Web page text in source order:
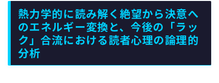
熱力学的に読み解く絶望から決意へ
のエネルギー変換と、今後の「ラッ
ク」合流における読者心理の論理的
分析